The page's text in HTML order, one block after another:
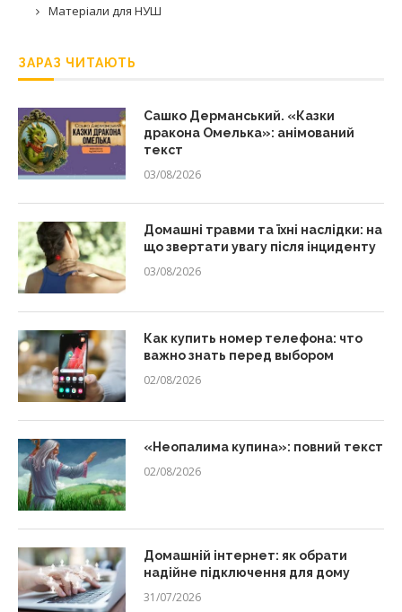
Матеріали для НУШ
ЗАРАЗ ЧИТАЮТЬ
Сашко Дерманський. «Казки
дракона Омелька»: анімований
текст
03/08/2026
Домашні травми та їхні наслідки: на
що звертати увагу після інциденту
03/08/2026
Как купить номер телефона: что
важно знать перед выбором
02/08/2026
«Неопалима купина»: повний текст
02/08/2026
Домашній інтернет: як обрати
надійне підключення для дому
31/07/2026